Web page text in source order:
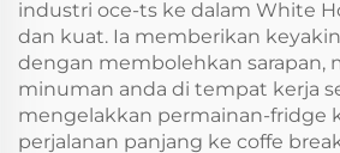
Tinggi
industri oce-ts ke dalam White
dan kuat. Ia memberikan
dengan membolehkan sarapan,
minuman anda di tempat kerja
mengelakkan permainan-fridge
perjalanan panjang ke coffe